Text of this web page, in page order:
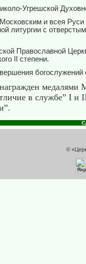
Угрешской
и всея
литургии с
Православной
степени.
в службе” I и
©